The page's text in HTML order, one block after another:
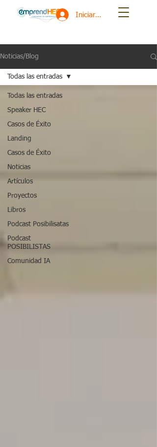
Iniciar sesión
Noticias/Blog
Todas las entradas
Speaker HEC
Casos de Éxito
Landing
Casos de Éxito
Noticias
Artículos
Proyectos
Libros
Podcast Posibilisatas
Podcast
POSIBILISTAS
Comunidad IA
Todas las entradas